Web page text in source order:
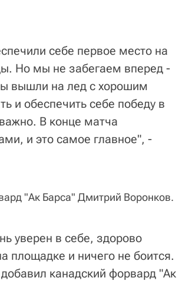
себе первое место на
Но мы не забегаем вперед -
вышли на лед с хорошим
и обеспечить себе победу в
В конце матча
и это самое главное", -
"Ак Барса" Дмитрий Воронков.
уверен в себе, здорово
площадке и ничего не боится.
канадский форвард "Ак